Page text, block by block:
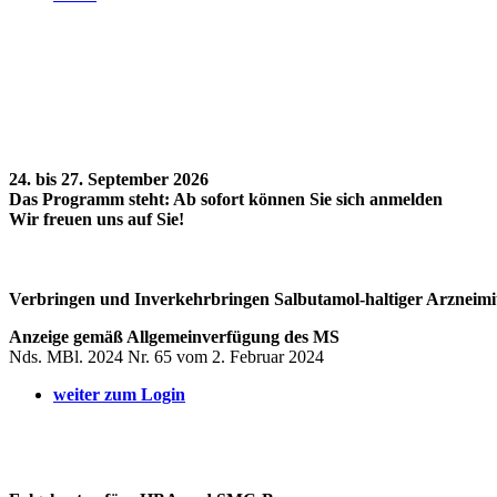
24. bis 27. September 2026
Das Programm steht: Ab sofort können Sie sich anmelden
Wir freuen uns auf Sie!
Verbringen und Inverkehrbringen Salbutamol-haltiger
Anzeige gemäß Allgemeinverfügung des MS
Nds. MBl. 2024 Nr. 65 vom 2. Februar 2024
weiter zum Login